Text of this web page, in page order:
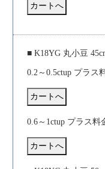
■ K18YG 丸小豆
0.2～0.5ctup プラス
0.6～1ctup プラス料